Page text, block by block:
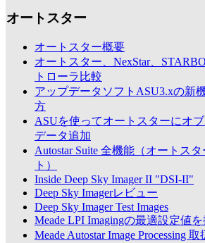
オートスター
オートスター概要
オートスター、NexStar、
トローラ比較
アップデータソフトASU3.xの新
方
ASUを使ってオートスターにオ
データ追加
Autostar Suite 全機能（オートス
ト）
Inside Deep Sky Imager II "DSI-II"
Deep Sky Imagerレビュー
Deep Sky Imager Test Images
Meade LPI Imagingの最適設定値を
Meade Autostar Image Processing